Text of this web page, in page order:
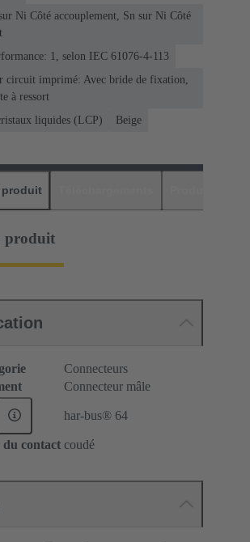
Ni Côté accouplement, Sn sur Ni Côté
1, selon IEC 61076-4-113
circuit imprimé: Avec bride de fixation,
à ressort
liquides (LCP)
Beige
produit
produit
Connecteurs
Connecteur mâle
har-bus® 64
contact coudé